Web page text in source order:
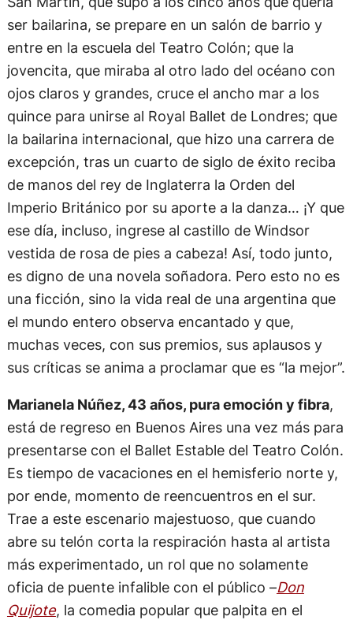
ser bailarina, se prepare en un salón de barrio y
entre en la escuela del Teatro Colón; que la
jovencita, que miraba al otro lado del océano con
ojos claros y grandes, cruce el ancho mar a los
quince para unirse al Royal Ballet de Londres; que
la bailarina internacional, que hizo una carrera de
excepción, tras un cuarto de siglo de éxito reciba
de manos del rey de Inglaterra la Orden del
Imperio Británico por su aporte a la danza… ¡Y que
ese día, incluso, ingrese al castillo de Windsor
vestida de rosa de pies a cabeza! Así, todo junto,
es digno de una novela soñadora. Pero esto no es
una ficción, sino la vida real de una argentina que
el mundo entero observa encantado y que,
muchas veces, con sus premios, sus aplausos y
sus críticas se anima a proclamar que es “la mejor”.
Marianela Núñez, 43 años, pura emoción y fibra,
está de regreso en Buenos Aires una vez más para
presentarse con el Ballet Estable del Teatro Colón.
Es tiempo de vacaciones en el hemisferio norte y,
por ende, momento de reencuentros en el sur.
Trae a este escenario majestuoso, que cuando
abre su telón corta la respiración hasta al artista
más experimentado, un rol que no solamente
oficia de puente infalible con el público –Don
Quijote, la comedia popular que palpita en el